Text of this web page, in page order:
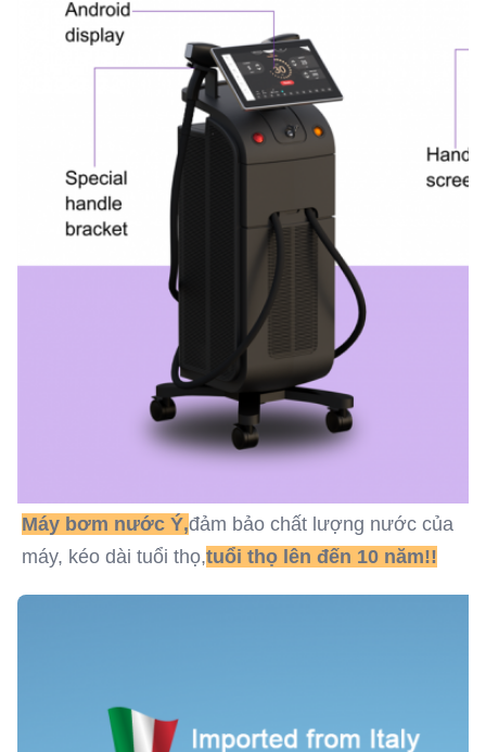
Máy bơm nước Ý,đảm bảo chất lượng nước của
máy, kéo dài tuổi thọ,tuổi thọ lên đến 10 năm!!